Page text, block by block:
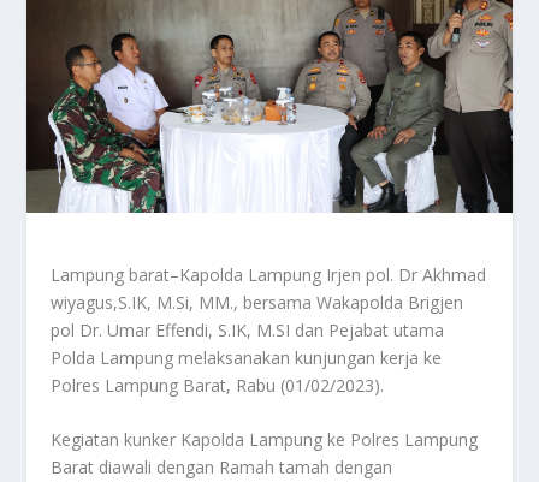
Lampung barat–Kapolda Lampung Irjen pol. Dr Akhmad
wiyagus,S.IK, M.Si, MM., bersama Wakapolda Brigjen
pol Dr. Umar Effendi, S.IK, M.SI dan Pejabat utama
Polda Lampung melaksanakan kunjungan kerja ke
Polres Lampung Barat, Rabu (01/02/2023).
Kegiatan kunker Kapolda Lampung ke Polres Lampung
Barat diawali dengan Ramah tamah dengan